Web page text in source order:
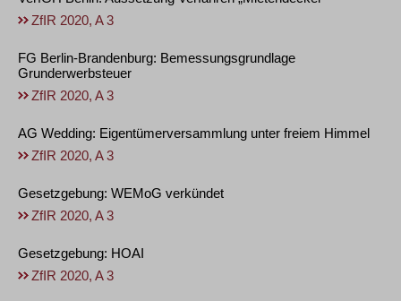
ZfIR 2020, A 3
FG Berlin-Brandenburg: Bemessungsgrundlage
Grunderwerbsteuer
ZfIR 2020, A 3
AG Wedding: Eigentümerversammlung unter freiem Himmel
ZfIR 2020, A 3
Gesetzgebung: WEMoG verkündet
ZfIR 2020, A 3
Gesetzgebung: HOAI
ZfIR 2020, A 3